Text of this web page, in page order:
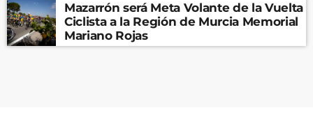
Mazarrón será Meta Volante de la Vuelta
Ciclista a la Región de Murcia Memorial
Mariano Rojas